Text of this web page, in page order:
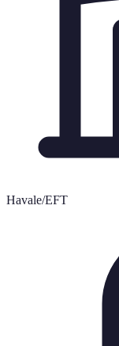
Havale/EFT